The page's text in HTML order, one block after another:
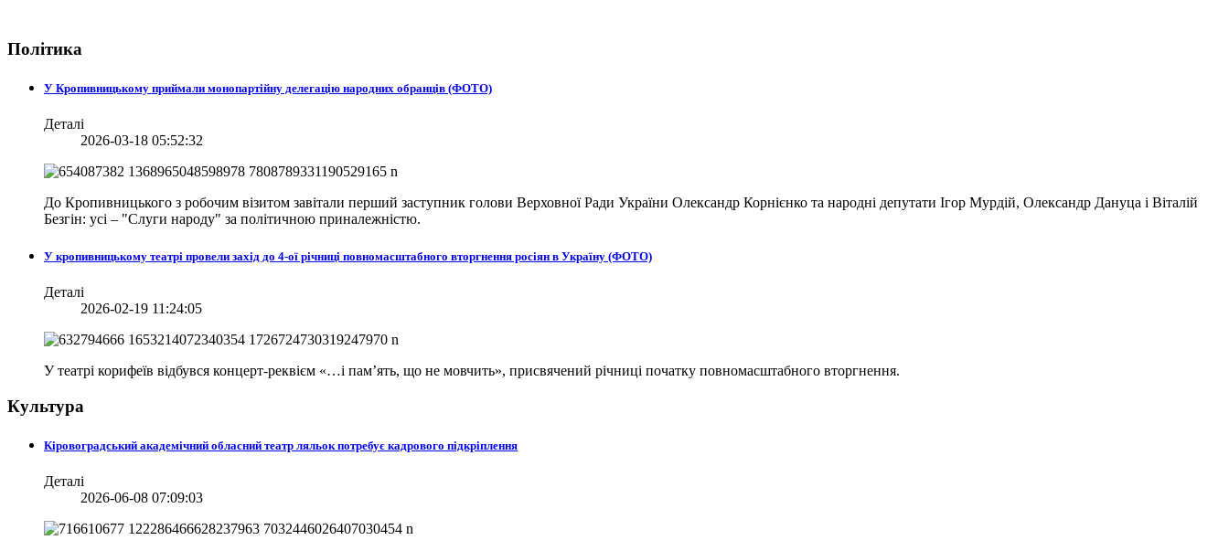
Політика
У Кропивницькому приймали монопартійну делегацію народних обранців (ФОТО)
Деталі
2026-03-18 05:52:32
До Кропивницького з робочим візитом завітали перший заступник голови Верховної Ради України Олександр Корнієнко та народні депутати Ігор Мурдій, Олександр Дануца і Віталій
Безгін: усі – "Слуги народу" за політичною приналежністю.
У кропивницькому театрі провели захід до 4-ої річниці повномасштабного вторгнення росіян в Україну (ФОТО)
Деталі
2026-02-19 11:24:05
У театрі корифеїв відбувся концерт-реквієм «…і пам’ять, що не мовчить», присвячений річниці початку повномасштабного вторгнення.
Культура
Кіровоградський академічний обласний театр ляльок потребує кадрового підкріплення
Деталі
2026-06-08 07:09:03